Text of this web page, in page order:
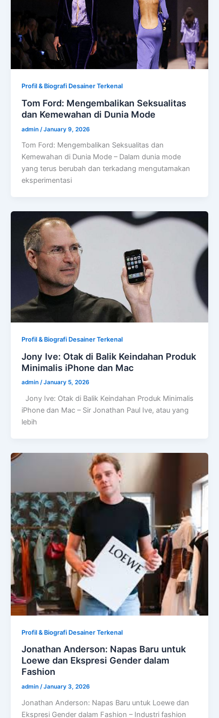
Profil & Biografi Desainer Terkenal
Tom Ford: Mengembalikan Seksualitas
dan Kemewahan di Dunia Mode
admin /January 9, 2026
Tom Ford: Mengembalikan Seksualitas dan
Kemewahan di Dunia Mode – Dalam dunia mode
yang terus berubah dan terkadang mengutamakan
eksperimentasi
Profil & Biografi Desainer Terkenal
Jony Ive: Otak di Balik Keindahan Produk
Minimalis iPhone dan Mac
admin/January 5, 2026
Jony Ive: Otak di Balik Keindahan Produk Minimalis
iPhone dan Mac – Sir Jonathan Paul Ive, atau yang
lebih
Profil & Biografi Desainer Terkenal
Jonathan Anderson: Napas Baru untuk
Loewe dan Ekspresi Gender dalam
Fashion
admin/January 3, 2026
Jonathan Anderson: Napas Baru untuk Loewe dan
Ekspresi Gender dalam Fashion – Industri fashion